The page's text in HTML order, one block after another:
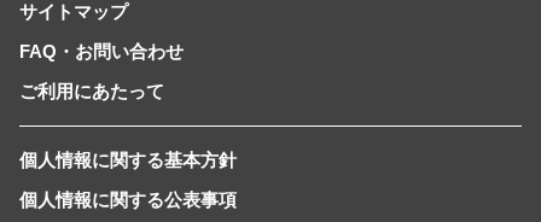
サイトマップ
FAQ・お問い合わせ
ご利用にあたって
個人情報に関する基本方針
個人情報に関する公表事項